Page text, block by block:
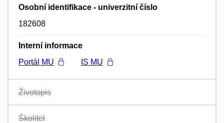
Osobní identifikace - univerzitní číslo
182608
Interní informace
Portál MU
IS MU
Životopis
Školitel